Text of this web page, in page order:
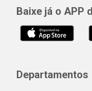
Baixe já o APP
Departamentos